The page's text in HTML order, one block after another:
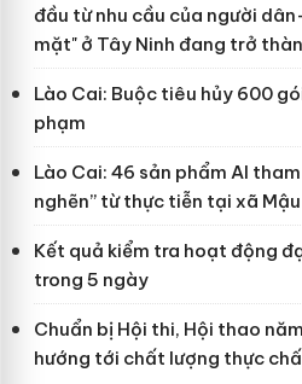
đầu từ nhu cầu của người
mặt" ở Tây Ninh đang trở
Lào Cai: Buộc tiêu hủy 600
phạm
Lào Cai: 46 sản phẩm AI
nghẽn” từ thực tiễn tại xã
Kết quả kiểm tra hoạt động
trong 5 ngày
Chuẩn bị Hội thi, Hội thao
hướng tới chất lượng thực